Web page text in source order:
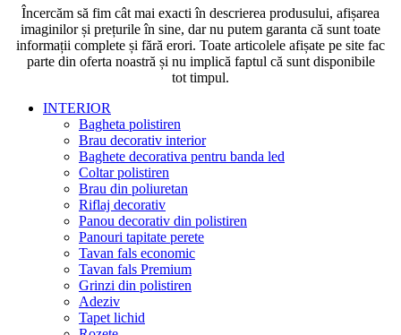
Încercăm să fim cât mai exacti în descrierea produsului, afișarea
imaginilor și prețurile în sine, dar nu putem garanta că sunt toate
informații complete și fără erori. Toate articolele afișate pe site fac
parte din oferta noastră și nu implică faptul că sunt disponibile
tot timpul.
INTERIOR
Bagheta polistiren
Brau decorativ interior
Baghete decorativa pentru banda led
Coltar polistiren
Brau din poliuretan
Riflaj decorativ
Panou decorativ din polistiren
Panouri tapitate perete
Tavan fals economic
Tavan fals Premium
Grinzi din polistiren
Adeziv
Tapet lichid